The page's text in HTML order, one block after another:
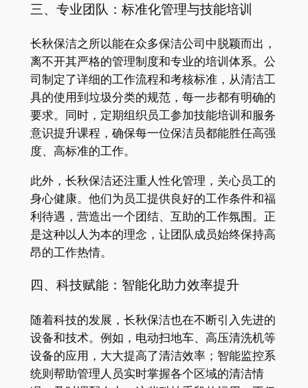
三、专业团队：标准化管理与技能培训
长秋保洁之所以能在众多保洁公司中脱颖而出，
离不开其严格的管理制度和专业的培训体系。公
司制定了详细的工作流程和考核标准，从清洁工
具的使用到垃圾分类的规范，每一步都有明确的
要求。同时，定期组织员工参加技能培训和服务
意识提升课程，确保每一位保洁员都能胜任高强
度、高标准的工作。
此外，长秋保洁还注重人性化管理，关心员工的
身心健康。他们为员工提供良好的工作条件和福
利待遇，营造出一个团结、互助的工作氛围。正
是这种以人为本的理念，让团队成员始终保持高
昂的工作热情。
四、科技赋能：智能化助力效率提升
随着科技的发展，长秋保洁也在不断引入先进的
设备和技术。例如，电动扫地车、高压清洗机等
设备的应用，大大提高了清洁效率；智能监控系
统则帮助管理人员实时掌握各个区域的清洁情